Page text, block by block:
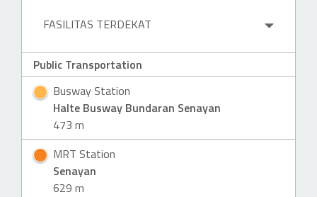
FASILITAS TERDEKAT
Public Transportation
Busway Station
Halte Busway Bundaran Senayan
473 m
MRT Station
Senayan
629 m